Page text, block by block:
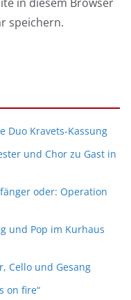
speichern.
Duo Kravets-Kassung
und Chor zu Gast in
oder: Operation
und Pop im Kurhaus
Cello und Gesang
on fire“